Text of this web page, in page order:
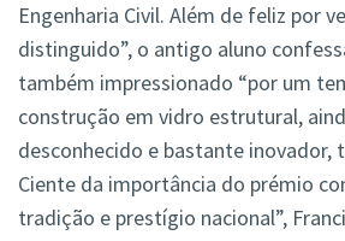
Engenharia Civil. Além de feliz por
distinguido”, o antigo aluno
também impressionado “por um
construção em vidro estrutural,
desconhecido e bastante inovador,
Ciente da importância do prémio
tradição e prestígio nacional”,